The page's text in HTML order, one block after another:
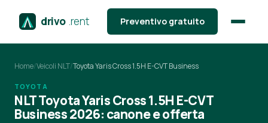
drivo .rent Preventivo gratuito
Home/Veicoli NLT/Toyota Yaris Cross 1.5H E-CVT Business
TOYOTA
NLT Toyota Yaris Cross 1.5H E-CVT
Business 2026: canone e offerta